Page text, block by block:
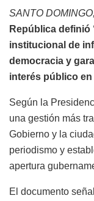
SANTO
República definió
institucional de
democracia y
interés público
Según la
una gestión más
Gobierno y la
periodismo y
apertura
El documento